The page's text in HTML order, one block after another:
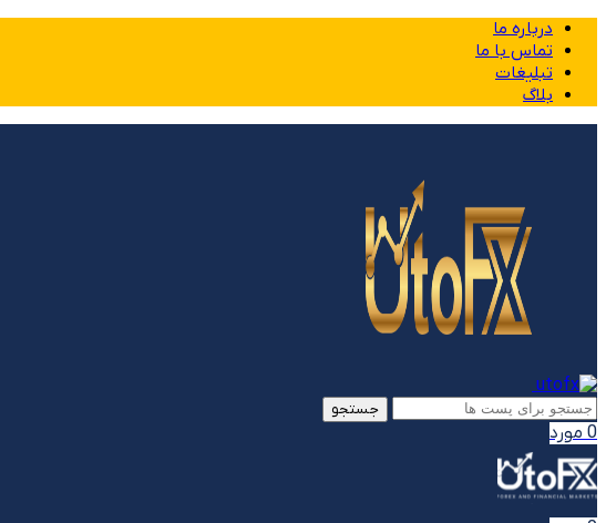
درباره ما
تماس با ما
تبلیغات
بلاگ
جستجو
0 مورد